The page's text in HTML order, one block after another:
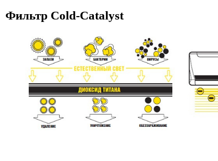
Фильтр Cold-Catalyst